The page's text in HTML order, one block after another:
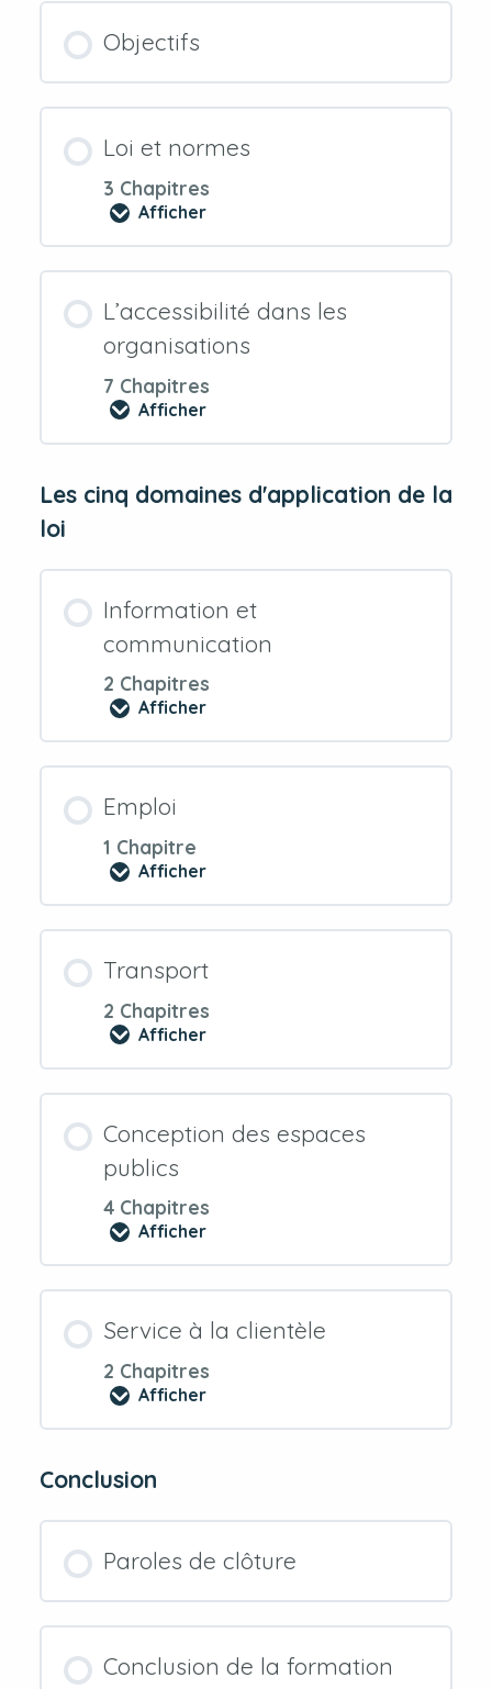
Objectifs
Loi et normes
3 Chapitres
Afficher
Loi
et
L’accessibilité dans les
organisations
7 Chapitres
Afficher
L’accessibilité
dans
organisations
Les cinq domaines d'application de la
loi
Information et
communication
2 Chapitres
Afficher
Information
et
Emploi
1 Chapitre
Afficher
Emploi
Transport
2 Chapitres
Afficher
Transport
Conception des espaces
publics
4 Chapitres
Afficher
Conception
des
Service à la clientèle
2 Chapitres
Afficher
Service
à
Conclusion
Paroles de clôture
Conclusion de la formation